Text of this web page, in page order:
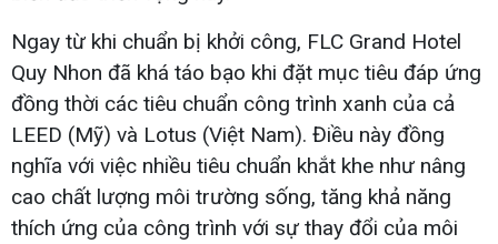
Ngay từ khi chuẩn bị khởi công, FLC Grand Hotel
Quy Nhon đã khá táo bạo khi đặt mục tiêu đáp ứng
đồng thời các tiêu chuẩn công trình xanh của cả
LEED (Mỹ) và Lotus (Việt Nam). Điều này đồng
nghĩa với việc nhiều tiêu chuẩn khắt khe như nâng
cao chất lượng môi trường sống, tăng khả năng
thích ứng của công trình với sự thay đổi của môi